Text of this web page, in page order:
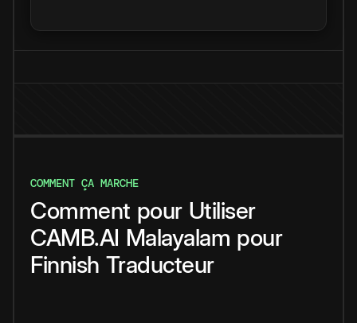
COMMENT ÇA MARCHE
Comment pour Utiliser
CAMB.AI Malayalam pour
Finnish Traducteur